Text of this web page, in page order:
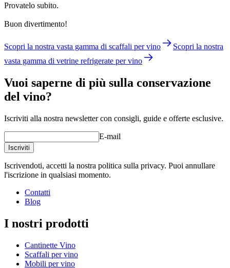
Provatelo subito.
Buon divertimento!
Scopri la nostra vasta gamma di scaffali per vino
Scopri la nostra
vasta gamma di vetrine refrigerate per vino
Vuoi saperne di più sulla conservazione
del vino?
Iscriviti alla nostra newsletter con consigli, guide e offerte esclusive.
E-mail
Iscriviti
Iscrivendoti, accetti la nostra politica sulla privacy. Puoi annullare
l'iscrizione in qualsiasi momento.
Contatti
Blog
I nostri prodotti
Cantinette Vino
Scaffali per vino
Mobili per vino